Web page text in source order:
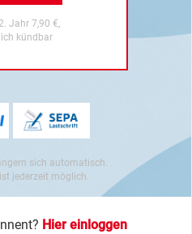
Jahr 7,90 €,
kündbar
sich automatisch.
jederzeit möglich.
Hier einloggen